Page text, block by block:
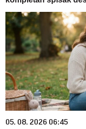
05. 08. 2026 06:45